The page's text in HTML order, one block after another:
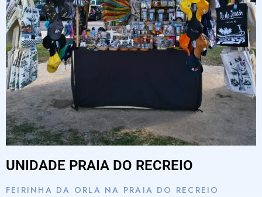
UNIDADE PRAIA DO RECREIO
FEIRINHA DA ORLA NA PRAIA DO RECREIO